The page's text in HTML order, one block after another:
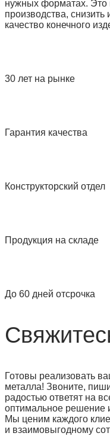
нужных форматах. Это
производства,
качество конечного
30 лет на рынке
Гарантия качества
Конструкторский отдел
Продукция на складе
До 60 дней отсрочка
Готовы реализовать
металла! Звоните,
радостью ответят на
оптимальное решение
Мы ценим каждого
и взаимовыгодному